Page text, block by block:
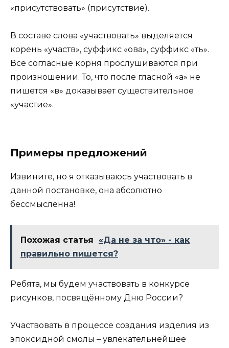
«присутствовать» (присутствие).
В составе слова «участвовать» выделяется
корень «участв», суффикс «ова», суффикс «ть».
Все согласные корня прослушиваются при
произношении. То, что после гласной «а» не
пишется «в» доказывает существительное
«участие».
Примеры предложений
Извините, но я отказываюсь участвовать в
данной постановке, она абсолютно
бессмысленна!
Похожая статья
«Да не за что» - как
правильно пишется?
Ребята, мы будем участвовать в конкурсе
рисунков, посвящённому Дню России?
Участвовать в процессе создания изделия из
эпоксидной смолы – увлекательнейшее